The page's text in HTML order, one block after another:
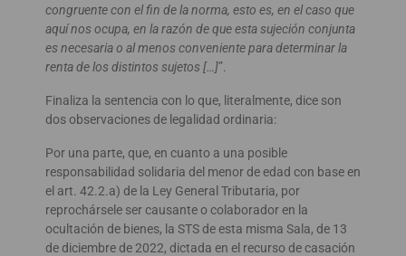
congruente con el fin de la norma, esto es, en el caso que
aquí nos ocupa, en la razón de que esta sujeción conjunta
es necesaria o al menos conveniente para determinar la
renta de los distintos sujetos […]”.
Finaliza la sentencia con lo que, literalmente, dice son
dos observaciones de legalidad ordinaria:
Por una parte, que, en cuanto a una posible
responsabilidad solidaria del menor de edad con base en
el art. 42.2.a) de la Ley General Tributaria, por
reprochársele ser causante o colaborador en la
ocultación de bienes, la STS de esta misma Sala, de 13
de diciembre de 2022, dictada en el recurso de casación